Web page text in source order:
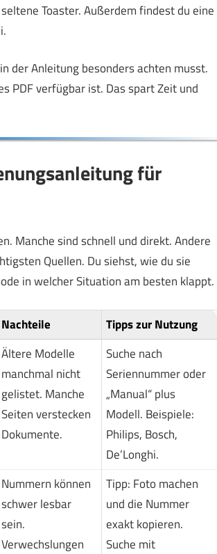
Toaster. Außerdem findest du eine
der Anleitung besonders achten musst.
PDF verfügbar ist. Das spart Zeit und
für
Manche sind schnell und direkt. Andere
Quellen. Du siehst, wie du sie
in welcher Situation am besten klappt.
Nachteile
Tipps zur Nutzung
Ältere Modelle
manchmal nicht
gelistet. Manche
Seiten verstecken
Dokumente.
Suche nach
Seriennummer oder
„Manual“ plus
Modell. Beispiele:
Philips, Bosch,
De’Longhi.
Nummern können
schwer lesbar
sein.
Verwechslungen
Tipp: Foto machen
und die Nummer
exakt kopieren.
Suche mit